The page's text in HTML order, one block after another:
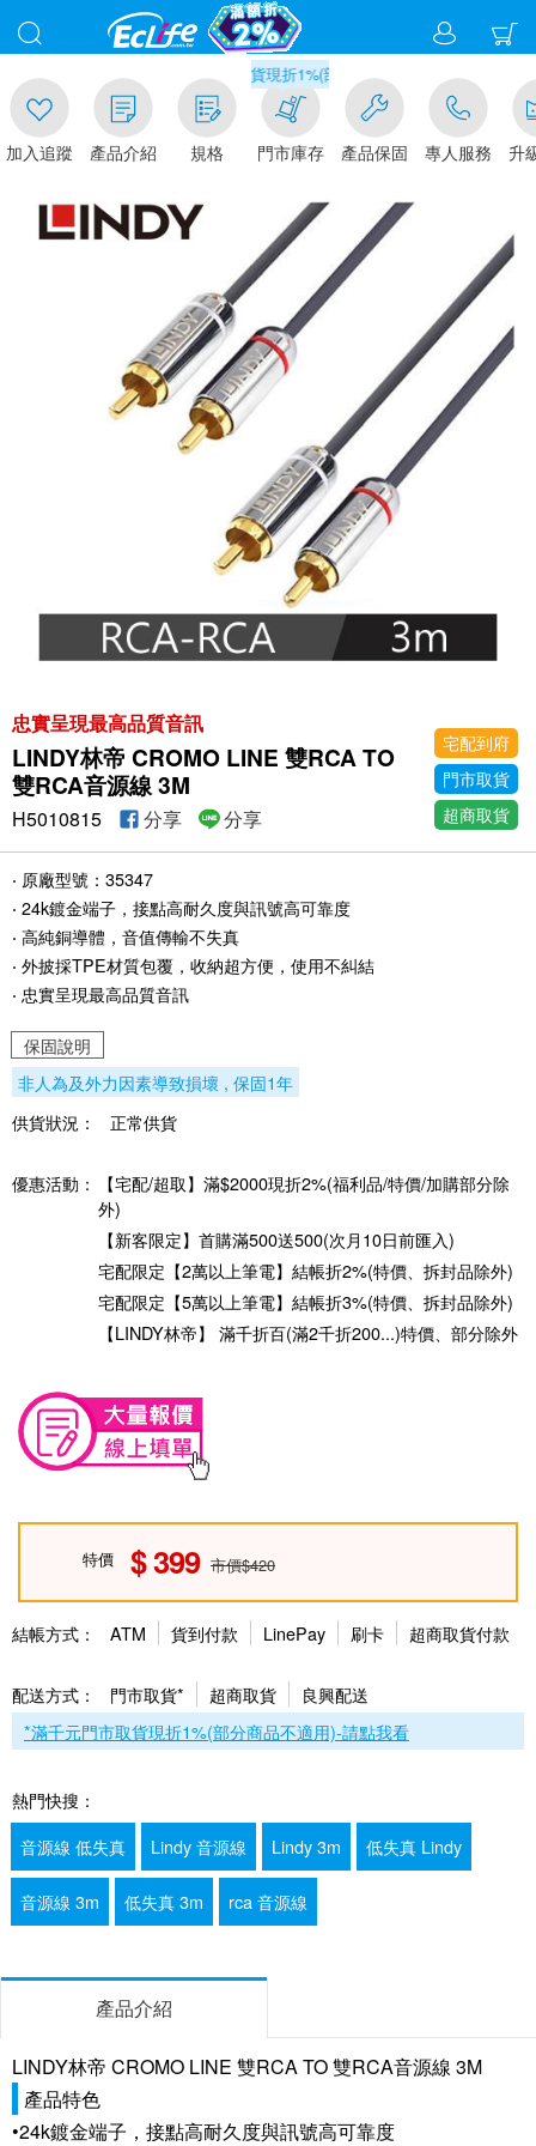
加入追蹤 產品介紹 規格
滿千元門市取貨現折1%(部分商品不適用)-請點我看
門市庫存 產品保固 專人服務 升
忠實呈現最高品質音訊
LINDY林帝 CROMO LINE 雙RCA TO
雙RCA音源線 3M
宅配到府
門市取貨
超商取貨
H5010815 分享 分享
‧ 原廠型號：35347
‧ 24k鍍金端子，接點高耐久度與訊號高可靠度
‧ 高純銅導體，音值傳輸不失真
‧ 外披採TPE材質包覆，收納超方便，使用不糾結
‧ 忠實呈現最高品質音訊
保固說明
非人為及外力因素導致損壞 , 保固1年
供貨狀況：
正常供貨
優惠活動：
【宅配/超取】滿$2000現折2%(福利品/特價/加購部分除
外)
【新客限定】首購滿500送500(次月10日前匯入)
宅配限定【2萬以上筆電】結帳折2%(特價、拆封品除外)
宅配限定【5萬以上筆電】結帳折3%(特價、拆封品除外)
【LINDY林帝】 滿千折百(滿2千折200...)特價、部分除外
特價 399 市價$420
結帳方式： ATM 貨到付款 LinePay 刷卡 超商取貨付款
配送方式： 門市取貨* 超商取貨
良興配送
*滿千元門市取貨現折1%(部分商品不適用)-請點我看
熱門快搜：
音源線 低失真
Lindy 音源線 Lindy 3m 低失真 Lindy
音源線 3m 低失真 3m rca 音源線
產品介紹
LINDY林帝 CROMO LINE 雙RCA TO 雙RCA音源線 3M
產品特色
•24k鍍金端子，接點高耐久度與訊號高可靠度